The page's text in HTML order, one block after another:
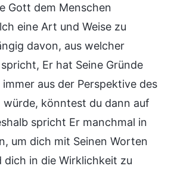
Gott dem Menschen
eine Art und Weise zu
davon, aus welcher
Er hat Seine Gründe
aus der Perspektive des
würde, könntest du dann auf
spricht Er manchmal in
um dich mit Seinen Worten
dich in die Wirklichkeit zu